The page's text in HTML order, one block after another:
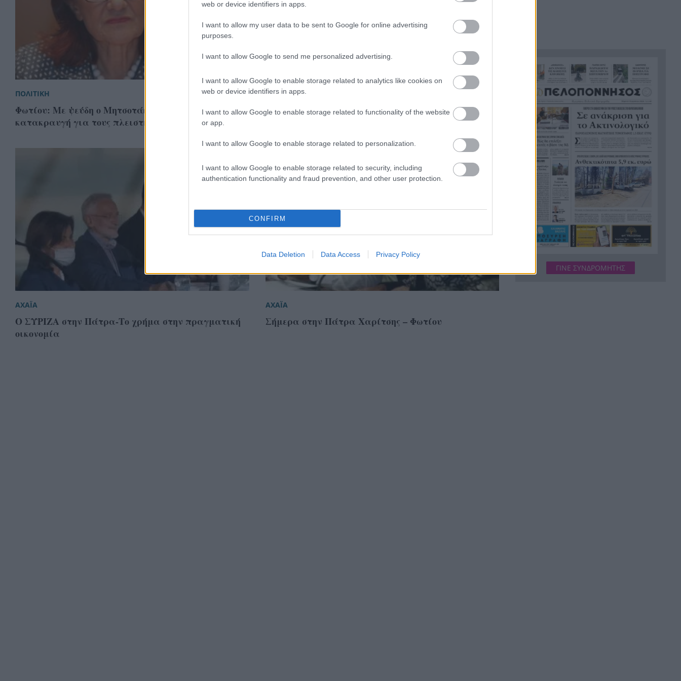
web or device identifiers in apps.
I want to allow my user data to be sent to Google for online advertising
purposes.
I want to allow Google to send me personalized advertising.
I want to allow Google to enable storage related to analytics like cookies on
web or device identifiers in apps.
I want to allow Google to enable storage related to functionality of the website
or app.
I want to allow Google to enable storage related to personalization.
I want to allow Google to enable storage related to security, including
authentication functionality and fraud prevention, and other user protection.
CONFIRM
Data Deletion Data Access Privacy Policy
ΠΟΛΙΤΙΚΗ
Φωτίου: Με ψεύδη ο Μητσοτάκης απέναντι στην
κατακραυγή για τους πλειστηριασμούς
ΑΧΑΪΑ
Ώρα Πατρών: Υπάρχει δίψα για την δια ζώσης
ΑΧΑΪΑ
O ΣΥΡΙΖΑ στην Πάτρα-Το χρήμα στην πραγματική
οικονομία
ΑΧΑΪΑ
Σήμερα στην Πάτρα Χαρίτσης – Φωτίου
παρουσιάσουν προφορικά τις
εργασίες τους
20:36 Το τελευταίο «αντίο» στην
τελετή αποτέφρωσης του
συντονιστή που σκοτώθηκε
μετά τη σύγκρουση
ελικοπτέρων στην Ψάθα,
ΦΩΤΟ
Στιγμές αγωνίας και θρίλερ
στο Αίγιο: Οδηγός λεωφορείου
έχασε τις αισθήσεις του και τη
ζωή του! ΦΩΤΟ
20:12 Κόκκινα τα 118 κτίρια στις 325
αυτοψίες των πληγεισών
καταστροφικές πυρκαγιές
ΓΙΝΕ ΣΥΝΔΡΟΜΗΤΗΣ